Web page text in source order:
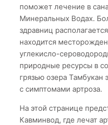
поможет лечение в
Минеральных Водах.
здравниц
находится
углекисло-
природные ресурсы в
грязью озера Тамбукан
с симптомами артроза.
На этой странице
Кавминвод, где лечат